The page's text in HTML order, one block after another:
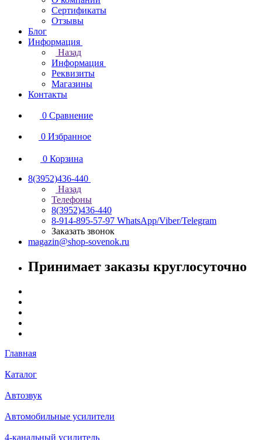
Сертификаты
Отзывы
Блог
Информация
Назад
Информация
Реквизиты
Магазины
Контакты
0 Сравнение
0 Избранное
0 Корзина
8(3952)436-440
Назад
Телефоны
8(3952)436-440
8-914-895-57-97 WhatsApp/Viber/Telegram
Заказать звонок
magazin@shop-sovenok.ru
Принимает заказы круглосуточно
Главная
Каталог
Автозвук
Автомобильные усилители
4-канальный усилитель